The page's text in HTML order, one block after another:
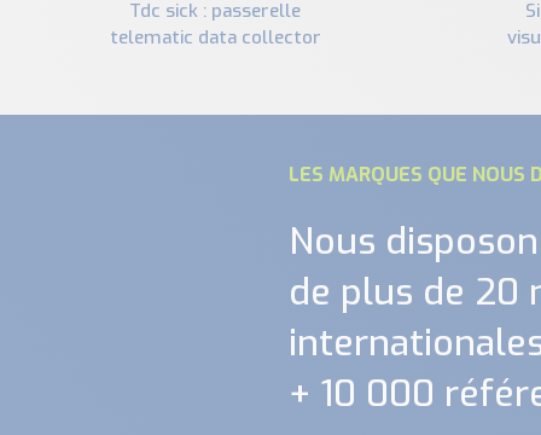
tdc sick : passerelle
telematic data collector
sid sick : solution de
LES MARQUES QUE NOUS
Nous
de plus de 20
+ 10 000